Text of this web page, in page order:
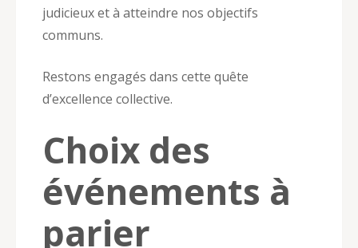
judicieux et à atteindre nos objectifs
communs.
Restons engagés dans cette quête
d’excellence collective.
Choix des
événements à
parier